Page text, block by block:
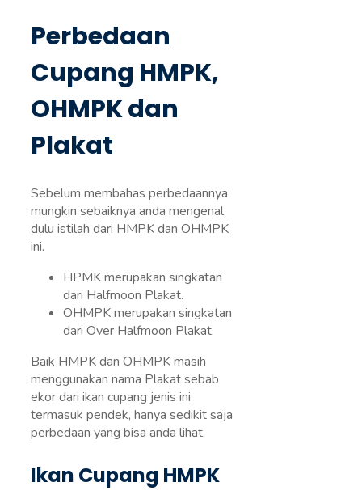
Perbedaan
Cupang HMPK,
OHMPK dan
Plakat
Sebelum membahas perbedaannya
mungkin sebaiknya anda mengenal
dulu istilah dari HMPK dan OHMPK
ini.
HPMK merupakan singkatan
dari Halfmoon Plakat.
OHMPK merupakan singkatan
dari Over Halfmoon Plakat.
Baik HMPK dan OHMPK masih
menggunakan nama Plakat sebab
ekor dari ikan cupang jenis ini
termasuk pendek, hanya sedikit saja
perbedaan yang bisa anda lihat.
Ikan Cupang HMPK